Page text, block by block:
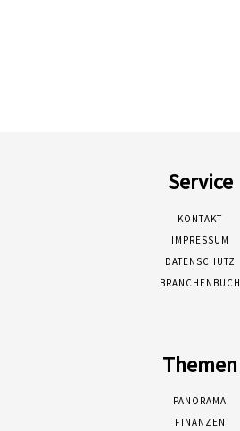
Service
KONTAKT
IMPRESSUM
DATENSCHUTZ
BRANCHENBUCH
Themen
PANORAMA
FINANZEN